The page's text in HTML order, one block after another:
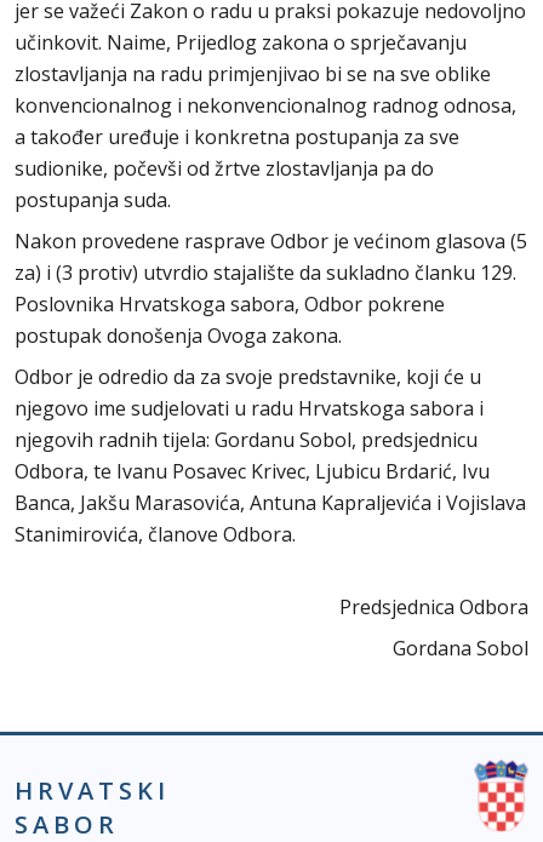
jer se važeći Zakon o radu u praksi pokazuje nedovoljno
učinkovit. Naime, Prijedlog zakona o sprječavanju
zlostavljanja na radu primjenjivao bi se na sve oblike
konvencionalnog i nekonvencionalnog radnog odnosa,
a također uređuje i konkretna postupanja za sve
sudionike, počevši od žrtve zlostavljanja pa do
postupanja suda.
Nakon provedene rasprave Odbor je većinom glasova (5
za) i (3 protiv) utvrdio stajalište da sukladno članku 129.
Poslovnika Hrvatskoga sabora, Odbor pokrene
postupak donošenja Ovoga zakona.
Odbor je odredio da za svoje predstavnike, koji će u
njegovo ime sudjelovati u radu Hrvatskoga sabora i
njegovih radnih tijela: Gordanu Sobol, predsjednicu
Odbora, te Ivanu Posavec Krivec, Ljubicu Brdarić, Ivu
Banca, Jakšu Marasovića, Antuna Kapraljevića i Vojislava
Stanimirovića, članove Odbora.
Predsjednica Odbora
Gordana Sobol
HRVATSKI
SABOR